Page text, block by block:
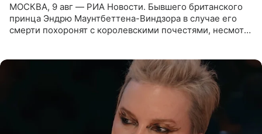
МОСКВА, 9 авг — РИА Новости. Бывшего британского
принца Эндрю Маунтбеттена-Виндзора в случае его
смерти похоронят с королевскими почестями, несмотря